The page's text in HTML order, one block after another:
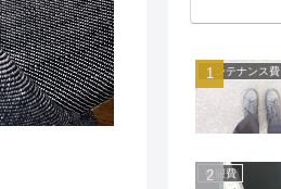
メンテナンス費
被服費